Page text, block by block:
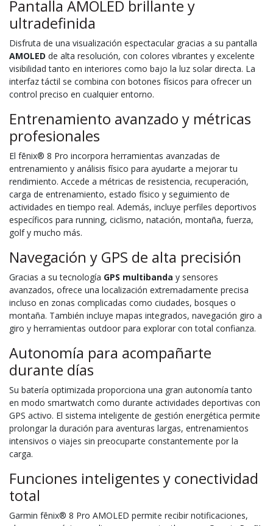
Pantalla AMOLED brillante y
ultradefinida
Disfruta de una visualización espectacular gracias a su pantalla
AMOLED de alta resolución, con colores vibrantes y excelente
visibilidad tanto en interiores como bajo la luz solar directa. La
interfaz táctil se combina con botones físicos para ofrecer un
control preciso en cualquier entorno.
Entrenamiento avanzado y métricas
profesionales
El fēnix® 8 Pro incorpora herramientas avanzadas de
entrenamiento y análisis físico para ayudarte a mejorar tu
rendimiento. Accede a métricas de resistencia, recuperación,
carga de entrenamiento, estado físico y seguimiento de
actividades en tiempo real. Además, incluye perfiles deportivos
específicos para running, ciclismo, natación, montaña, fuerza,
golf y mucho más.
Navegación y GPS de alta precisión
Gracias a su tecnología GPS multibanda y sensores
avanzados, ofrece una localización extremadamente precisa
incluso en zonas complicadas como ciudades, bosques o
montaña. También incluye mapas integrados, navegación giro a
giro y herramientas outdoor para explorar con total confianza.
Autonomía para acompañarte
durante días
Su batería optimizada proporciona una gran autonomía tanto
en modo smartwatch como durante actividades deportivas con
GPS activo. El sistema inteligente de gestión energética permite
prolongar la duración para aventuras largas, entrenamientos
intensivos o viajes sin preocuparte constantemente por la
carga.
Funciones inteligentes y conectividad
total
Garmin fēnix® 8 Pro AMOLED permite recibir notificaciones,